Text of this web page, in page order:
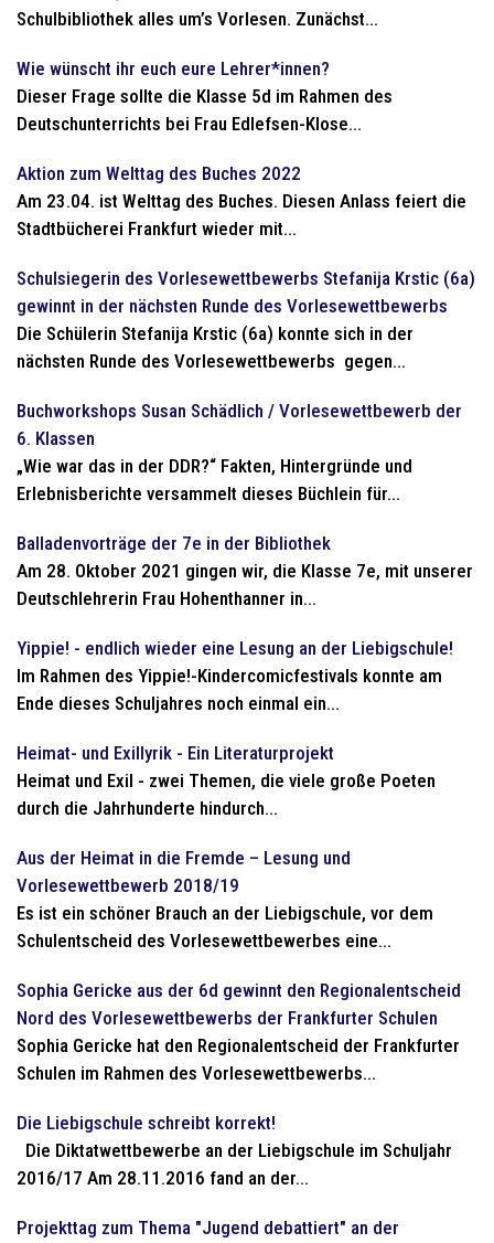
Schulbibliothek alles um’s Vorlesen. Zunächst...
Wie wünscht ihr euch eure Lehrer*innen?
Dieser Frage sollte die Klasse 5d im Rahmen des
Deutschunterrichts bei Frau Edlefsen-Klose...
Aktion zum Welttag des Buches 2022
Am 23.04. ist Welttag des Buches. Diesen Anlass feiert die
Stadtbücherei Frankfurt wieder mit...
Schulsiegerin des Vorlesewettbewerbs Stefanija Krstic (6a)
gewinnt in der nächsten Runde des Vorlesewettbewerbs
Die Schülerin Stefanija Krstic (6a) konnte sich in der
nächsten Runde des Vorlesewettbewerbs gegen...
Buchworkshops Susan Schädlich / Vorlesewettbewerb der
6. Klassen
„Wie war das in der DDR?“ Fakten, Hintergründe und
Erlebnisberichte versammelt dieses Büchlein für...
Balladenvorträge der 7e in der Bibliothek
Am 28. Oktober 2021 gingen wir, die Klasse 7e, mit unserer
Deutschlehrerin Frau Hohenthanner in...
Yippie! - endlich wieder eine Lesung an der Liebigschule!
Im Rahmen des Yippie!-Kindercomicfestivals konnte am
Ende dieses Schuljahres noch einmal ein...
Heimat- und Exillyrik - Ein Literaturprojekt
Heimat und Exil - zwei Themen, die viele große Poeten
durch die Jahrhunderte hindurch...
Aus der Heimat in die Fremde – Lesung und
Vorlesewettbewerb 2018/19
Es ist ein schöner Brauch an der Liebigschule, vor dem
Schulentscheid des Vorlesewettbewerbes eine...
Sophia Gericke aus der 6d gewinnt den Regionalentscheid
Nord des Vorlesewettbewerbs der Frankfurter Schulen
Sophia Gericke hat den Regionalentscheid der Frankfurter
Schulen im Rahmen des Vorlesewettbewerbs...
Die Liebigschule schreibt korrekt!
Die Diktatwettbewerbe an der Liebigschule im Schuljahr
2016/17 Am 28.11.2016 fand an der...
Projekttag zum Thema "Jugend debattiert" an der